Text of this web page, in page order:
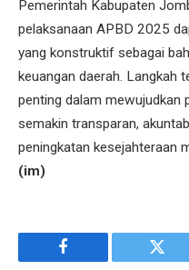
Pemerintah Kabupaten
pelaksanaan APBD 2025
yang konstruktif sebagai
keuangan daerah. Langkah
penting dalam mewujudkan
semakin transparan,
peningkatan kesejahteraan
(im)
Facebook